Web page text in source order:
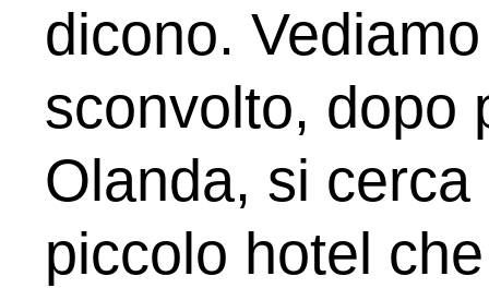
dicono.
sconvolto, dopo
Olanda, si
piccolo hotel